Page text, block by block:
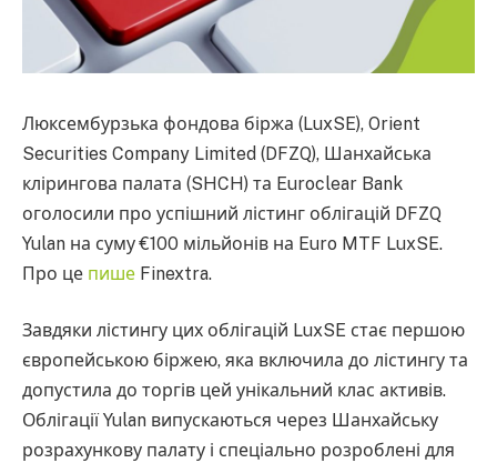
Люксембурзька фондова біржа (LuxSE), Orient
Securities Company Limited (DFZQ), Шанхайська
клірингова палата (SHCH) та Euroclear Bank
оголосили про успішний лістинг облігацій DFZQ
Yulan на суму €100 мільйонів на Euro MTF LuxSE.
Про це пише Finextra.
Завдяки лістингу цих облігацій LuxSE стає першою
європейською біржею, яка включила до лістингу та
допустила до торгів цей унікальний клас активів.
Облігації Yulan випускаються через Шанхайську
розрахункову палату і спеціально розроблені для